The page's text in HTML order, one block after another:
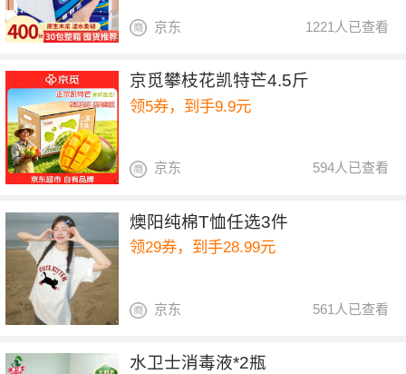
1221人已查看
京东
京觅攀枝花凯特芒4.5斤
领5券，到手9.9元
594人已查看
京东
燠阳纯棉T恤任选3件
领29券，到手28.99元
561人已查看
京东
水卫士消毒液*2瓶